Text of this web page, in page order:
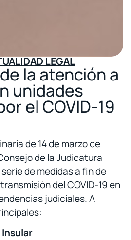
LEGAL
la atención a
unidades
el COVID-19
de 14 de marzo de
de la Judicatura
de medidas a fin de
del COVID-19 en
judiciales. A
Insular